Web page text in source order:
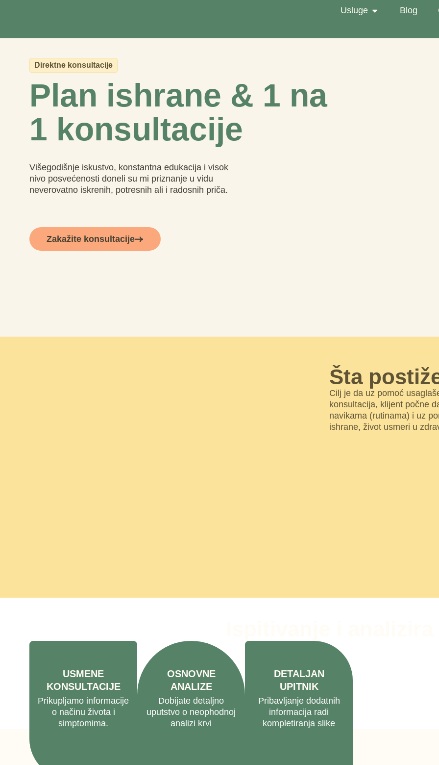
Usluge Blog
Direktne konsultacije
Plan ishrane & 1 na
1 konsultacije
Višegodišnje iskustvo, konstantna edukacija i visok
nivo posvećenosti doneli su mi priznanje u vidu
neverovatno iskrenih, potresnih ali i radosnih priča.
Zakažite konsultacije
Šta
Cilj je da uz pomoć
konsultacija, klijent počne
navikama (rutinama) i uz
ishrane, život usmeri u
USMENE
KONSULTACIJE
Prikupljamo informacije
o načinu života i
simptomima.
OSNOVNE
ANALIZE
Dobijate detaljno
uputstvo o neophodnoj
analizi krvi
DETALJAN
UPITNIK
Pribavljanje dodatnih
informacija radi
kompletiranja slike